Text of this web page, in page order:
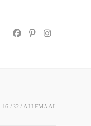
16 32 ALLEMAAL